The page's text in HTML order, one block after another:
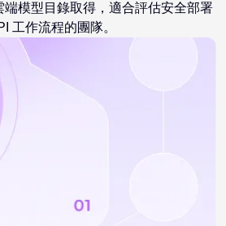
端模型目錄取得，適合評估安全部署
工作流程的團隊。